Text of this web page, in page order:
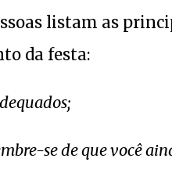
listam as
da festa:
se de que você